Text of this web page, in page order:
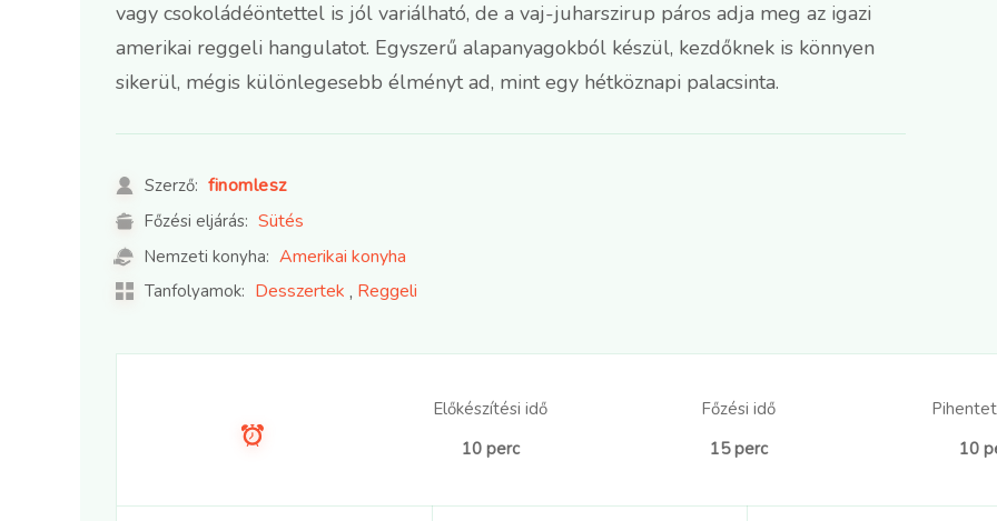
vagy csokoládéöntettel is jól variálható, de a vaj-juharszirup páros adja meg az igazi
amerikai reggeli hangulatot. Egyszerű alapanyagokból készül, kezdőknek is könnyen
sikerül, mégis különlegesebb élményt ad, mint egy hétköznapi palacsinta.
Szerző: finomlesz
Főzési eljárás: Sütés
Nemzeti konyha: Amerikai konyha
Tanfolyamok: Desszertek , Reggeli
Előkészítési idő
10 perc
Főzési idő
15 perc
10